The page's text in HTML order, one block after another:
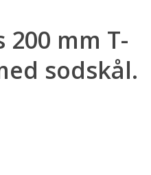
mm T-
sodskål.